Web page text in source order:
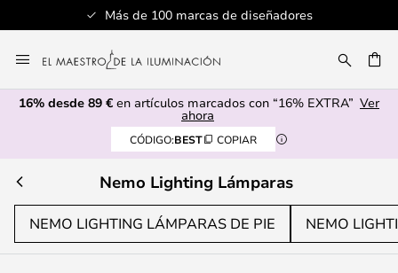
Más de 100 marcas de diseñadores
al
contenido
16% desde 89 € en artículos marcados con “16% EXTRA” Ver
ahora
CÓDIGO:BEST COPIAR
Nemo Lighting Lámparas
NEMO LIGHTING LÁMPARAS DE PIE NEMO